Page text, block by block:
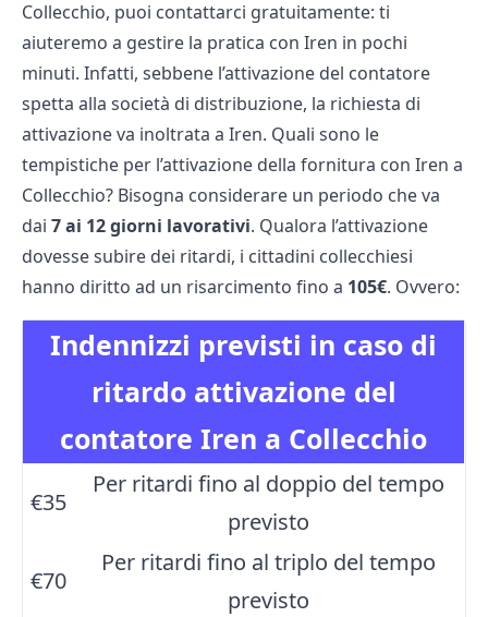
Collecchio, puoi contattarci gratuitamente: ti
aiuteremo a gestire la pratica con Iren in pochi
minuti. Infatti, sebbene l’attivazione del contatore
spetta alla società di distribuzione, la richiesta di
attivazione va inoltrata a Iren. Quali sono le
tempistiche per l’attivazione della fornitura con Iren a
Collecchio? Bisogna considerare un periodo che va
dai 7 ai 12 giorni lavorativi. Qualora l’attivazione
dovesse subire dei ritardi, i cittadini collecchiesi
hanno diritto ad un risarcimento fino a 105€. Ovvero:
Indennizzi previsti in caso di
ritardo attivazione del
contatore Iren a Collecchio
€35
Per ritardi fino al doppio del tempo
previsto
€70
Per ritardi fino al triplo del tempo
previsto